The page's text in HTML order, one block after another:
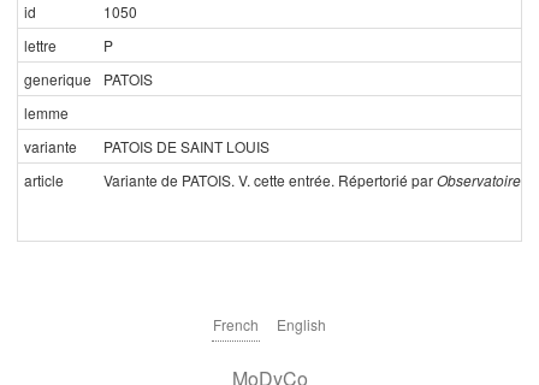
id
1050
lettre
P
generique
PATOIS
lemme
variante
PATOIS DE SAINT LOUIS
article
Variante de PATOIS. V. cette entrée. Répertorié parObservatoire,
French English
MoDyCo